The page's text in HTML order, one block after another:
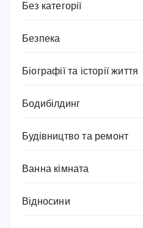
Без категорії
Безпека
Біографії та історії життя
Бодибілдинг
Будівництво та ремонт
Ванна кімната
Відносини